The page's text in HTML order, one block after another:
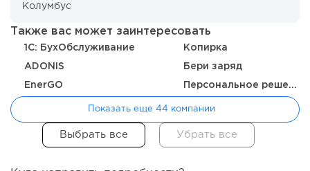
От стартапа за 30 тысяч рублей до бизнеса стоимостью
миллиарды:...
Также вас может заинтересовать
1C: БухОбслуживание Копирка
ADONIS Бери заряд
EnerGO Персональное решение
Показать еще 44 компании